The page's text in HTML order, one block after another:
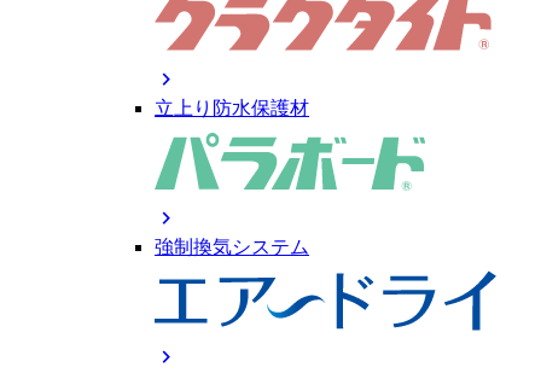
chevron_right
立上り防水保護材
chevron_right
強制換気システム
chevron_right